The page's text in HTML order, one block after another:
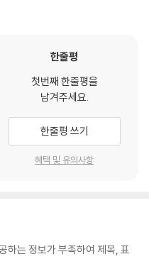
한줄평
첫번째 한줄평을
남겨주세요.
한줄평 쓰기
혜택 및 유의사항
하는 정보가 부족하여 제목, 표